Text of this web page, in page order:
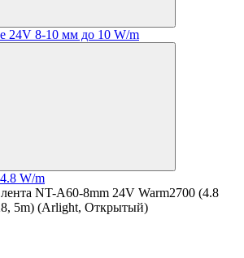
24V 8-10 мм до 10 W/m
W/m
NT-A60-8mm 24V Warm2700 (4.8
5m) (Arlight, Открытый)